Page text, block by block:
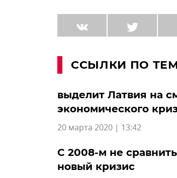
ССЫЛКИ ПО
выделит Латвия на
экономического
20 марта 2020 | 13:42
С 2008-м не
новый кризис